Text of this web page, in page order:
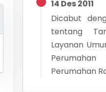
14 Des 2011
Dicabut
tentang
Layanan
Perumahan